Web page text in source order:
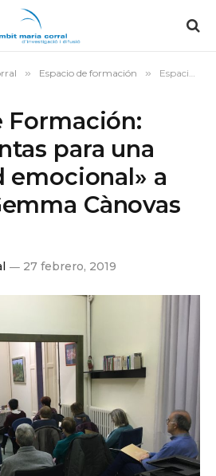
» Espacio de formación » Espacio de Formación: «Herramientas para una estabilidad emocional» a cargo de Gemma Cànovas Sau
Formación:
para una
emocional» a
Cànovas
27 febrero, 2019